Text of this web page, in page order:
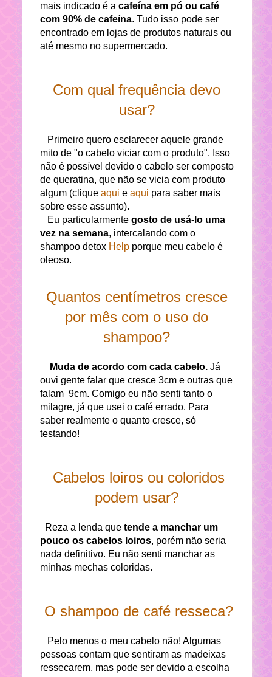
mais indicado é a cafeína em pó ou café
com 90% de cafeína. Tudo isso pode ser
encontrado em lojas de produtos naturais ou
até mesmo no supermercado.
Com qual frequência devo
usar?
Primeiro quero esclarecer aquele grande
mito de "o cabelo viciar com o produto". Isso
não é possível devido o cabelo ser composto
de queratina, que não se vicia com produto
algum (clique aqui e aqui para saber mais
sobre esse assunto).
Eu particularmente gosto de usá-lo uma
vez na semana, intercalando com o
shampoo detox Help porque meu cabelo é
oleoso.
Quantos centímetros cresce
por mês com o uso do
shampoo?
Muda de acordo com cada cabelo. Já
ouvi gente falar que cresce 3cm e outras que
falam 9cm. Comigo eu não senti tanto o
milagre, já que usei o café errado. Para
saber realmente o quanto cresce, só
testando!
Cabelos loiros ou coloridos
podem usar?
Reza a lenda quetende a manchar um
pouco os cabelos loiros, porém não seria
nada definitivo. Eu não senti manchar as
minhas mechas coloridas.
O shampoo de café resseca?
Pelo menos o meu cabelo não! Algumas
pessoas contam que sentiram as madeixas
ressecarem, mas pode ser devido a escolha